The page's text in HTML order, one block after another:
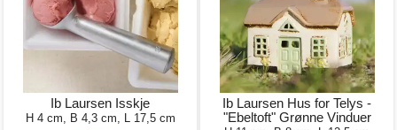
Ib Laursen Isskje
H 4 cm, B 4,3 cm, L 17,5 cm
Ib Laursen Hus for Telys -
"Ebeltoft" Grønne Vinduer